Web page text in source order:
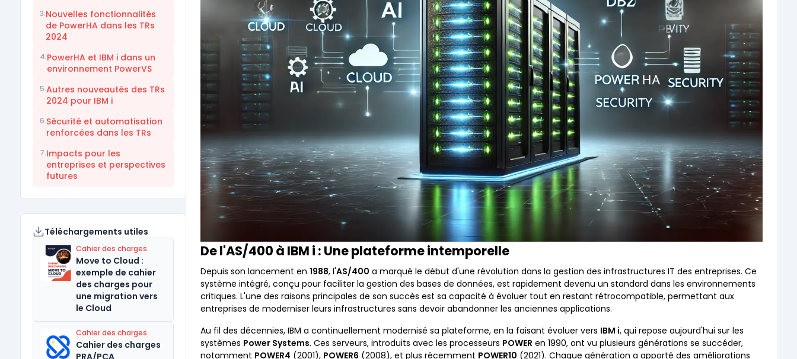
3.Nouvelles fonctionnalités
de PowerHA dans les TRs
2024
4.PowerHA et IBM i dans un
environnement PowerVS
5.Autres nouveautés des TRs
2024 pour IBM i
6.Sécurité et automatisation
renforcées dans les TRs
7.Impacts pour les
entreprises et perspectives
futures
Téléchargements utiles
Cahier des charges
Move to Cloud :
exemple de cahier
des charges pour
une migration vers
le Cloud
Cahier des charges
Cahier des charges
PRA/PCA
De l'AS/400 à IBM i : Une plateforme intemporelle
Depuis son lancement en 1988, l'AS/400 a marqué le début d'une révolution dans la gestion des infrastructures IT des entreprises. Ce
système intégré, conçu pour faciliter la gestion des bases de données, est rapidement devenu un standard dans les environnements
critiques. L'une des raisons principales de son succès est sa capacité à évoluer tout en restant rétrocompatible, permettant aux
entreprises de moderniser leurs infrastructures sans devoir abandonner les anciennes applications.
Au fil des décennies, IBM a continuellement modernisé sa plateforme, en la faisant évoluer vers IBM i, qui repose aujourd'hui sur les
systèmes Power Systems. Ces serveurs, introduits avec les processeurs POWER en 1990, ont vu plusieurs générations se succéder,
notamment POWER4 (2001), POWER6 (2008), et plus récemment POWER10 (2021). Chaque génération a apporté des améliorations